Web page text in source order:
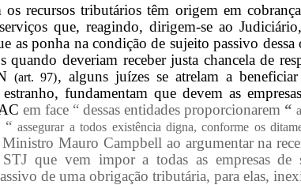
os recursos tributários têm origem em
que, reagindo, dirigem-se ao
as ponha na condição de sujeito passivo dessa
quando deveriam receber justa chancela de
(art. 97), alguns juízes se atrelam a
fundamentam que devem as
em face “ dessas entidades proporcionarem “
“assegurar a todos existência digna, conforme os
Mauro Campbell ao argumentar na
que vem impor a todas as empresas de
de uma obrigação tributária, para elas,